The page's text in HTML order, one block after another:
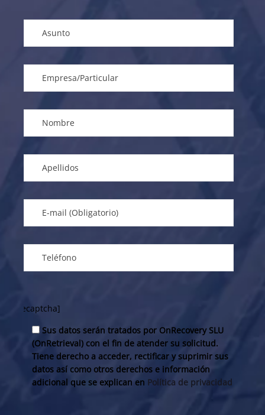
[recaptcha]
Sus datos serán tratados por OnRecovery SLU
(OnRetrieval) con el fin de atender su solicitud.
Tiene derecho a acceder, rectificar y suprimir sus
datos así como otros derechos e información
adicional que se explican en Política de privacidad